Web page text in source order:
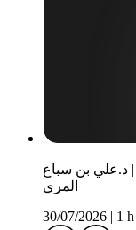
د.علي بن سباع
المري
30/07/2026 | 1